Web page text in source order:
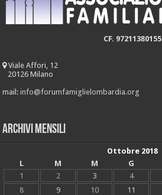
CF. 97211380155
Viale Affori, 12
20126 Milano
mail:info@forumfamiglielombardia.org
Archivi mensili
Ottobre 2018
L
M M G
1
2 3 4
8
9 10 11